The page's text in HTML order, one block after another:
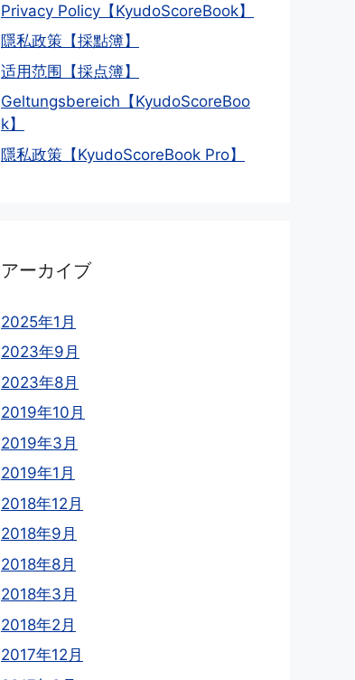
Privacy Policy【KyudoScoreBook】
隱私政策【採點簿】
适用范围【採点簿】
Geltungsbereich【KyudoScoreBoo
k】
隱私政策【KyudoScoreBook Pro】
アーカイブ
2025年1月
2023年9月
2023年8月
2019年10月
2019年3月
2019年1月
2018年12月
2018年9月
2018年8月
2018年3月
2018年2月
2017年12月